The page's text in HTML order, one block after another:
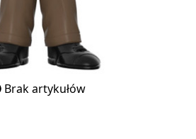
Brak artykułów